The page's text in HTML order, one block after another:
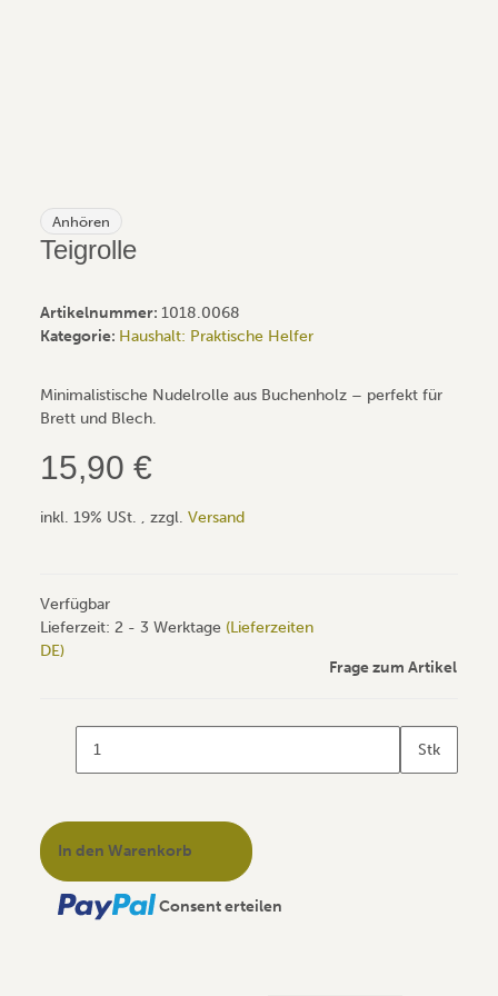
Anhören
Teigrolle
Artikelnummer: 1018.0068
Kategorie: Haushalt: Praktische Helfer
Minimalistische Nudelrolle aus Buchenholz – perfekt für
Brett und Blech.
15,90 €
inkl. 19% USt. , zzgl. Versand
Verfügbar
Lieferzeit: 2 - 3 Werktage (Lieferzeiten
DE)
Frage zum Artikel
Stk
In den Warenkorb
Consent erteilen